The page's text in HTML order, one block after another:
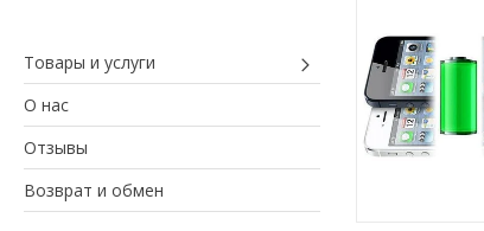
Товары и услуги
О нас
Отзывы
Возврат и обмен